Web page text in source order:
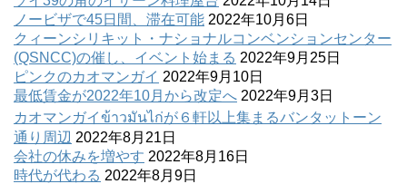
ノービザで45日間、滞在可能 2022年10月6日
クィーンシリキット・ナショナルコンベンションセンター
(QSNCC)の催し、イベント始まる 2022年9月25日
ピンクのカオマンガイ 2022年9月10日
最低賃金が2022年10月から改定へ 2022年9月3日
カオマンガイข้าวมันไก่が６軒以上集まるバンタットーン
通り周辺 2022年8月21日
会社の休みを増やす 2022年8月16日
時代が代わる 2022年8月9日